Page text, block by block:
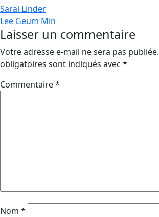
Navigation
de
l’article
Sarai Linder
Lee Geum Min
Laisser un commentaire
Votre adresse e-mail ne sera pas publiée.
obligatoires sont indiqués avec *
Commentaire*
Nom *